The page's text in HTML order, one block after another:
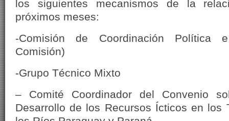
los siguientes mecanismos de la
próximos meses:
-Comisión de Coordinación Política
Comisión)
-Grupo Técnico Mixto
– Comité Coordinador del Convenio
Desarrollo de los Recursos Ícticos en los